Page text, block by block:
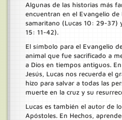
Algunas de las historias más
encuentran en el Evangelio de
samaritano (Lucas 10: 29-37)
15: 11-42).
El símbolo para el Evangelio
animal que fue sacrificado a
a Dios en tiempos antiguos.
Jesús, Lucas nos recuerda el
hizo para salvar a todas las
muerte en la cruz y su
Lucas es también el autor de
Apóstoles. En Hechos,